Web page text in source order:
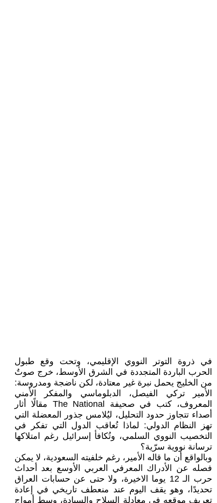
في ذروة التوتر النووي الإقليمي، وتحت وقع طبول
الحرب الباردة المتجددة في الشرق الأوسط، خرج صوتٌ
من الخليج يحمل نبرة غير معتادة، لكن ناضجة ومدروسة:
الأمير تركي الفيصل، الدبلوماسي والمفكر الأمني
المعروف، كتب في صحيفة The National مقالًا أثار
أصداء تتجاوز حدود التحليل، ليُلامس جذور المعضلة التي
تهز النظام الدولي: لماذا تُعاقب الدول التي تفكر في
التخصيب النووي السلمي، وتُكافأ إسرائيل رغم امتلاكها
ترسانة نووية سرّية؟
وبالواقع أن ما قاله الأمير، رغم خلفيته السعودية، لا يمكن
فصله عن الأدراك المعرفي العربي الأوسع بعد أحداث
حرب الـ 12 يوما الاخيرة، ولا حتى عن حسابات العراق
تحديدًا، وهو يقف اليوم عند منعطف تاريخي في إعادة
تعريف موقعه في معادلة السلاح والسيادة، وسط أمواج